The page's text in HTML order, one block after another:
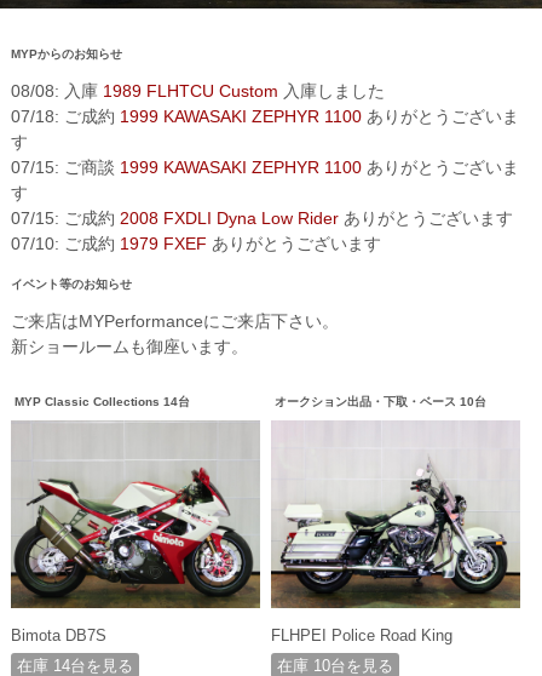
MYPからのお知らせ
08/08: 入庫 1989 FLHTCU Custom 入庫しました
07/18: ご成約 1999 KAWASAKI ZEPHYR 1100ありがとうございま
す
07/15: ご商談 1999 KAWASAKI ZEPHYR 1100ありがとうございま
す
07/15: ご成約 2008 FXDLI Dyna Low Riderありがとうございます
07/10: ご成約 1979 FXEF ありがとうございます
イベント等のお知らせ
ご来店はMYPerformanceにご来店下さい。
新ショールームも御座います。
MYP Classic Collections 14台
Bimota DB7S
在庫 14台を見る
オークション出品・下取・ベース 10台
FLHPEI Police Road King
在庫 10台を見る